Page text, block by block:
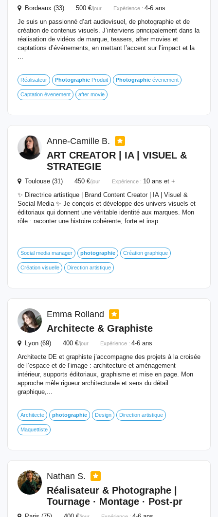
Bordeaux (33) 500 €/jour Expérience : 4-6 ans
Je suis un passionné d’art audiovisuel, de photographie et de
création de contenus visuels. J’interviens principalement dans la
réalisation de vidéos de marque, teasers, after movies et
captations d’événements, en mettant l’accent sur l’impact et la
...
Réalisateur Photographie Produit Photographie évenement
Captation évenement after movie
Anne-Camille B.
ART CREATOR | IA | VISUEL &
STRATEGIE
Toulouse (31) 450 €/jour Expérience : 10 ans et +
✨ Directrice artistique | Brand Content Creator | IA | Visuel &
Social Media ✨ Je conçois et développe des univers visuels et
éditoriaux qui donnent une véritable identité aux marques. Mon
rôle : raconter une histoire cohérente, forte et insp...
Social media manager photographie Création graphique
Création visuelle Direction artistique
Emma Rolland
Architecte & Graphiste
Lyon (69) 400 €/jour Expérience : 4-6 ans
Architecte DE et graphiste j’accompagne des projets à la croisée
de l’espace et de l’image : architecture et aménagement
intérieur, supports éditoriaux, graphisme et mise en page. Mon
approche mêle rigueur architecturale et sens du détail
graphique,...
Architecte photographie Design Direction artistique
Maquettiste
Nathan S.
Réalisateur & Photographe |
Tournage · Montage · Post-pr